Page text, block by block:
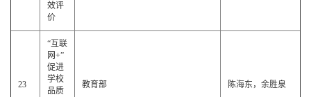
效评
价
23
“互联
网+”
促进
学校
品质
教育部 陈海东，余胜泉